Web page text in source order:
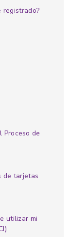
registrado?
Proceso de
de tarjetas
utilizar mi